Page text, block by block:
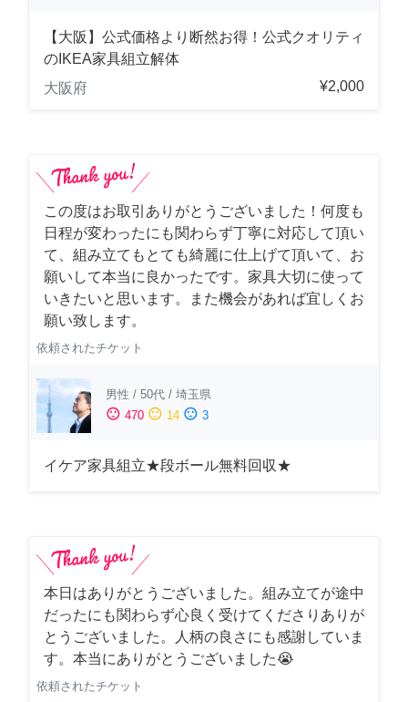
【大阪】公式価格より断然お得！公式クオリティ
のIKEA家具組立解体
大阪府
¥2,000
この度はお取引ありがとうございました！何度も
日程が変わったにも関わらず丁寧に対応して頂い
て、組み立てもとても綺麗に仕上げて頂いて、お
願いして本当に良かったです。家具大切に使って
いきたいと思います。また機会があれば宜しくお
願い致します。
依頼されたチケット
男性 / 50代 / 埼玉県
sentiment_satisfied 470 sentiment_neutral 14 sentiment_dissatisfied 3
イケア家具組立★段ボール無料回収★
本日はありがとうございました。組み立てが途中
だったにも関わらず心良く受けてくださりありが
とうございました。人柄の良さにも感謝していま
す。本当にありがとうございました😭
依頼されたチケット